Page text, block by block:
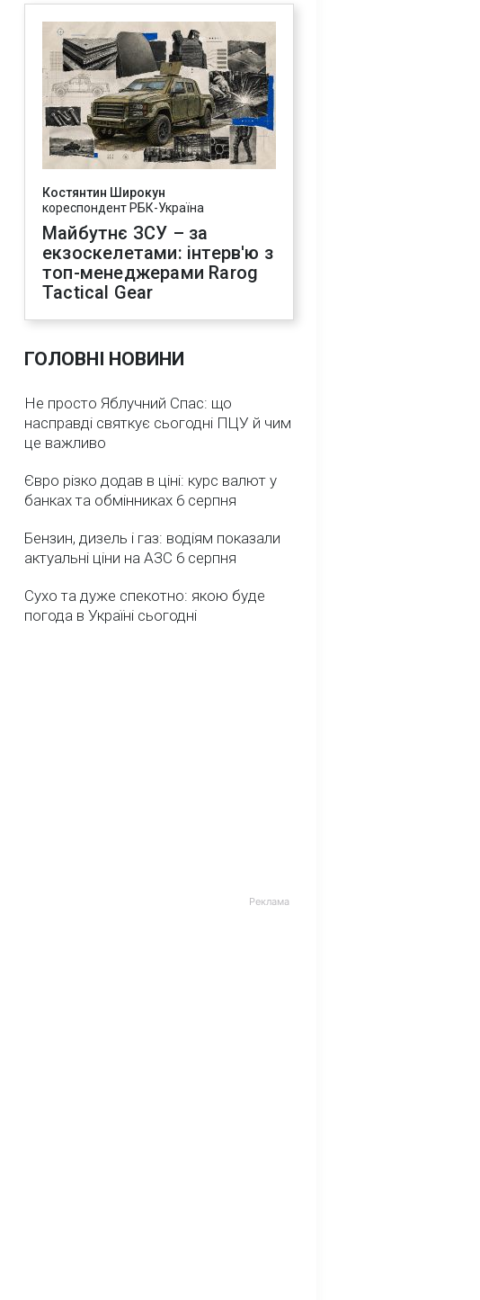
Костянтин Широкун
кореспондент РБК-Україна
Майбутнє ЗСУ – за
екзоскелетами: інтерв'ю з
топ-менеджерами Rarog
Tactical Gear
ГОЛОВНІ НОВИНИ
Не просто Яблучний Спас: що
насправді святкує сьогодні ПЦУ й чим
це важливо
Євро різко додав в ціні: курс валют у
банках та обмінниках 6 серпня
Бензин, дизель і газ: водіям показали
актуальні ціни на АЗС 6 серпня
Сухо та дуже спекотно: якою буде
погода в Україні сьогодні